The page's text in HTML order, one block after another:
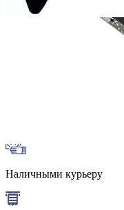
Нет в наличии
Наличными курьеру